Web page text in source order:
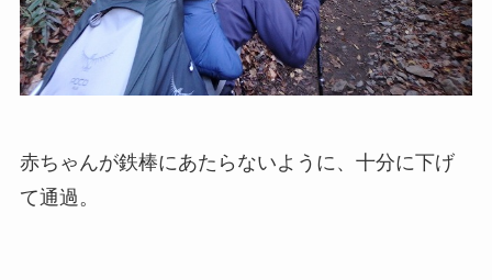
赤ちゃんが鉄棒にあたらないように、十分に下げ
て通過。